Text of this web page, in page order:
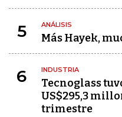
5 ANÁLISIS
Más Hayek,
6 INDUSTRIA
Tecnoglass
US$295,3
trimestre